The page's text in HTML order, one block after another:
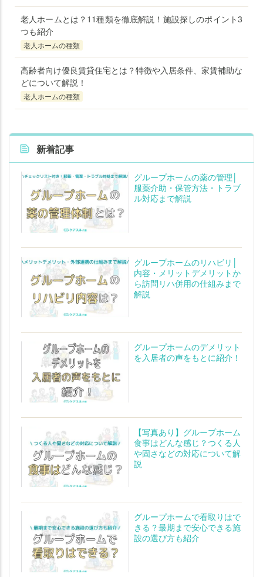
老人ホームとは？11種類を徹底解説！施設探しのポイント3
つも紹介
老人ホームの種類
高齢者向け優良賃貸住宅とは？特徴や入居条件、家賃補助な
どについて解説！
老人ホームの種類
新着記事
グループホームの薬の管理│
服薬介助・保管方法・トラブ
ル対応まで解説
グループホームのリハビリ│
内容・メリットデメリットか
ら訪問リハ併用の仕組みまで
解説
グループホームのデメリット
を入居者の声をもとに紹介！
【写真あり】グループホーム
食事はどんな感じ？つくる人
や固さなどの対応について解
説
グループホームで看取りはで
きる？最期まで安心できる施
設の選び方も紹介